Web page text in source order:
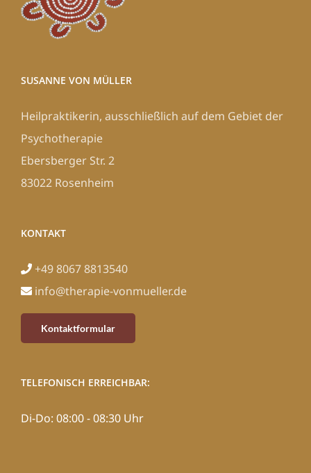
SUSANNE VON MÜLLER
Heilpraktikerin, ausschließlich auf dem Gebiet der
Psychotherapie
Ebersberger Str. 2
83022 Rosenheim
KONTAKT
+49 8067 8813540
info@therapie-vonmueller.de
Kontaktformular
TELEFONISCH ERREICHBAR:
Di-Do: 08:00 - 08:30 Uhr